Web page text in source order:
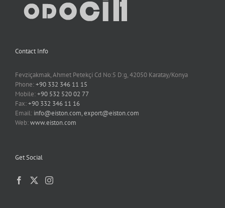
Contact Info
Fevziçakmak, Ahmet Petekçi Cd No:5 D:g, 42050 Karatay/Konya
Phone:+90 332 346 11 15
Mobile:+90 532 520 02 77
Fax:+90 332 346 11 16
Email: info@eiston.com, export@eiston.com
Web:www.eiston.com
Get Social